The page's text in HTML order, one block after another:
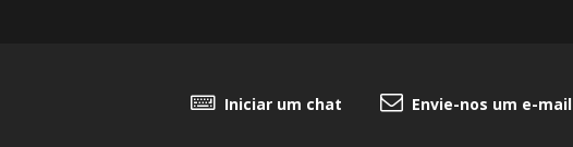
Iniciar um chat Envie-nos um e-mail